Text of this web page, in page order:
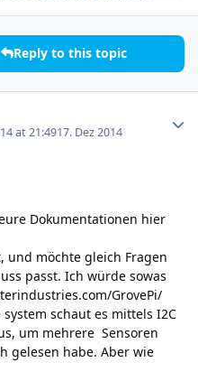
Reply to this topic
at 21:4917. Dez 2014
Dokumentationen hier
und möchte gleich Fragen
passt. Ich würde sowas
GrovePi/
schaut es mittels I2C
um mehrere Sensoren
gelesen habe. Aber wie